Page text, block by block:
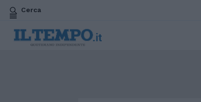
Cerca